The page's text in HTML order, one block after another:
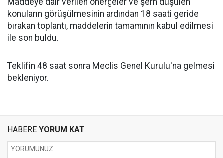
Maddeye dair verilen önergeler ve şerh düşülen
konuların görüşülmesinin ardından 18 saati geride
bırakan toplantı, maddelerin tamamının kabul edilmesi
ile son buldu.
Teklifin 48 saat sonra Meclis Genel Kurulu'na gelmesi
bekleniyor.
HABERE YORUM KAT